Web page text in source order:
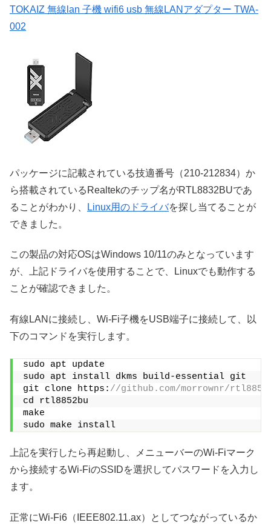
TOKAIZ 無線lan 子機 wifi6 usb 無線LANアダプター TWA-
002
パッケージに記載されている技適番号（210-212834）か
ら搭載されているRealtekのチップ名がRTL8832BUであ
ることがわかり、
Linux用のドライバを探し当てることが
できました。
この製品の対応OSはWindows 10/11のみとなっています
が、上記ドライバを使用することで、Linuxでも動作する
ことが確認できました。
有線LANに接続し、Wi-Fi子機をUSB端子に接続して、以
下のコマンドを実行します。
sudo apt update
sudo apt install dkms build-essential git
git clone https: //github.com/morrownr/
cd rtl8852bu
make
sudo make install
上記を実行したら再起動し、メニューバーのWi-Fiマーク
から接続するWi-FiのSSIDを選択してパスワードを入力し
ます。
正常にWi-Fi6（IEEE802.11.ax）としてつながっているか